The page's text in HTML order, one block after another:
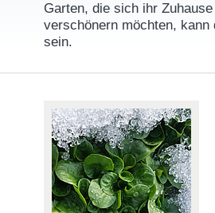
Garten, die sich ihr
verschönern möchten,
sein.